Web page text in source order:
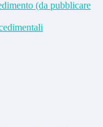
(da pubblicare